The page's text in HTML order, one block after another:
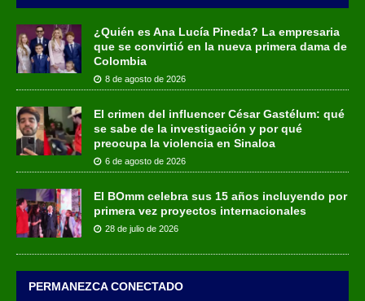
¿Quién es Ana Lucía Pineda? La empresaria
que se convirtió en la nueva primera dama de
Colombia
8 de agosto de 2026
El crimen del influencer César Gastélum: qué
se sabe de la investigación y por qué
preocupa la violencia en Sinaloa
6 de agosto de 2026
El BOmm celebra sus 15 años incluyendo por
primera vez proyectos internacionales
28 de julio de 2026
PERMANEZCA CONECTADO